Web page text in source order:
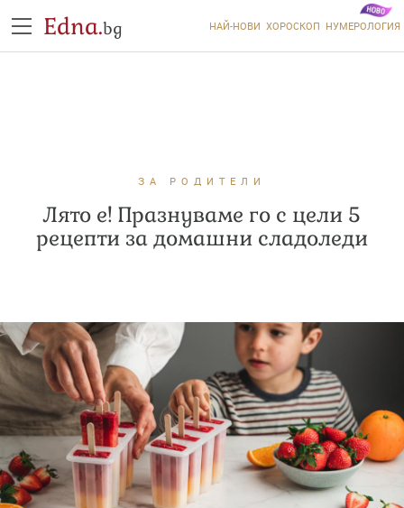
Edna.bg НАЙ-НОВИ ХОРОСКОП НУМЕРОЛОГИЯ
ЗА РОДИТЕЛИ
Лято е! Празнуваме го с цели 5
рецепти за домашни сладоледи